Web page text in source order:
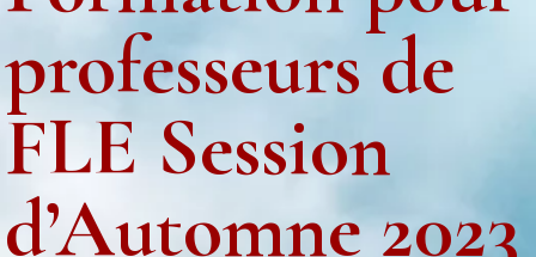
professeurs de
FLE Session
d’Automne 2023